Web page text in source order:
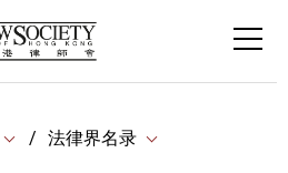
法律界名录